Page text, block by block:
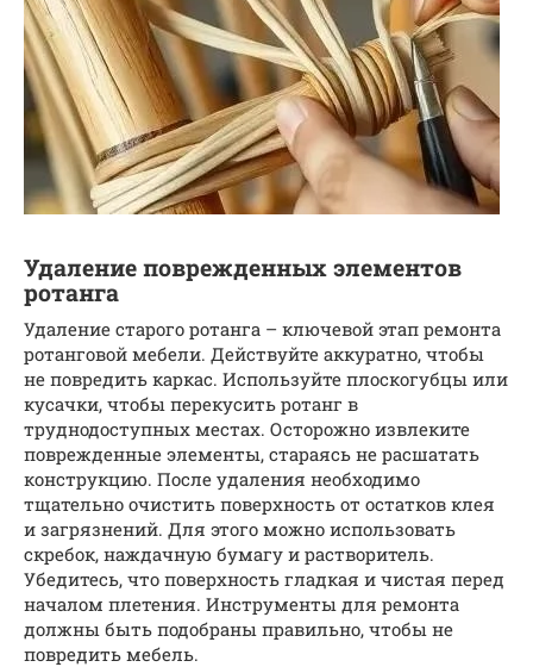
Удаление поврежденных элементов
ротанга
Удаление старого ротанга – ключевой этап ремонта
ротанговой мебели. Действуйте аккуратно, чтобы
не повредить каркас. Используйте плоскогубцы или
кусачки, чтобы перекусить ротанг в
труднодоступных местах. Осторожно извлеките
поврежденные элементы, стараясь не расшатать
конструкцию. После удаления необходимо
тщательно очистить поверхность от остатков клея
и загрязнений. Для этого можно использовать
скребок, наждачную бумагу и растворитель.
Убедитесь, что поверхность гладкая и чистая перед
началом плетения. Инструменты для ремонта
должны быть подобраны правильно, чтобы не
повредить мебель.